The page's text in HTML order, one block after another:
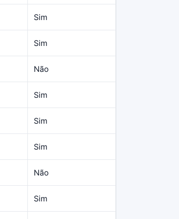
Sim
Sim
Não
Sim
Sim
Sim
Não
Sim